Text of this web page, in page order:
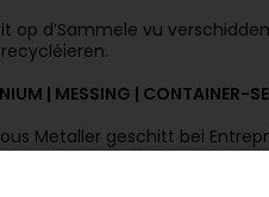
op d’Sammele vu
| MESSING | CONTAINER-
Metaller geschitt bei